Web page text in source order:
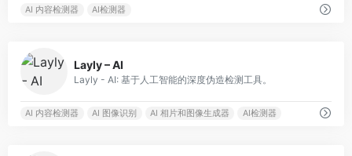
AI 内容检测器 AI检测器
Layly – AI
Layly - AI: 基于人工智能的深度伪造检测工具。
AI 内容检测器 AI 图像识别 AI 相片和图像生成器 AI检测器